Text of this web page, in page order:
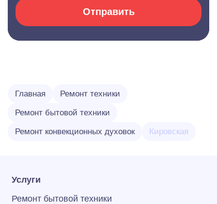
Отправить
Главная Ремонт техники
Ремонт бытовой техники
Ремонт конвекционных духовок Кировская
Услуги
Ремонт бытовой техники